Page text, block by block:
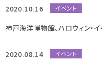
2020.10.16 イベント
神戸海洋博物館、ハロウィン・
2020.08.14 イベント